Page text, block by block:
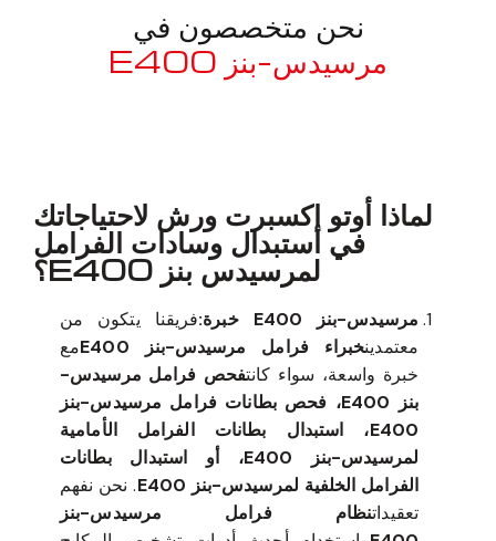
نحن متخصصون في
مرسيدس-بنز E400
لماذا أوتو إكسبرت ورش لاحتياجاتك
في استبدال وسادات الفرامل
لمرسيدس بنز E400؟
مرسيدس-بنز E400 خبرة:
فريقنا يتكون من
معتمدينخبراء فرامل مرسيدس-بنز E400
مع
خبرة واسعة، سواء كانتفحص فرامل مرسيدس-
بنز E400، فحص بطانات فرامل مرسيدس-بنز
E400، استبدال بطانات الفرامل الأمامية
لمرسيدس-بنز E400، أو استبدال بطانات
الفرامل الخلفية لمرسيدس-بنز E400
. نحن نفهم
تعقيداتنظام فرامل مرسيدس-بنز